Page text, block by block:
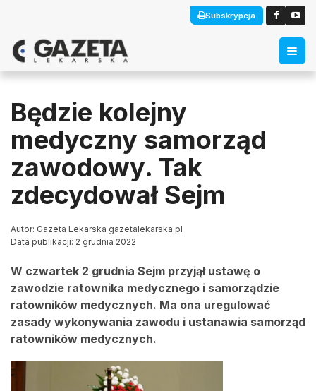
Subskrypcja
Będzie kolejny
medyczny samorząd
zawodowy. Tak
zdecydował Sejm
Autor: Gazeta Lekarska gazetalekarska.pl
Data publikacji: 2 grudnia 2022
W czwartek 2 grudnia Sejm przyjął ustawę o
zawodzie ratownika medycznego i samorządzie
ratowników medycznych. Ma ona uregulować
zasady wykonywania zawodu i ustanawia samorząd
ratowników medycznych.